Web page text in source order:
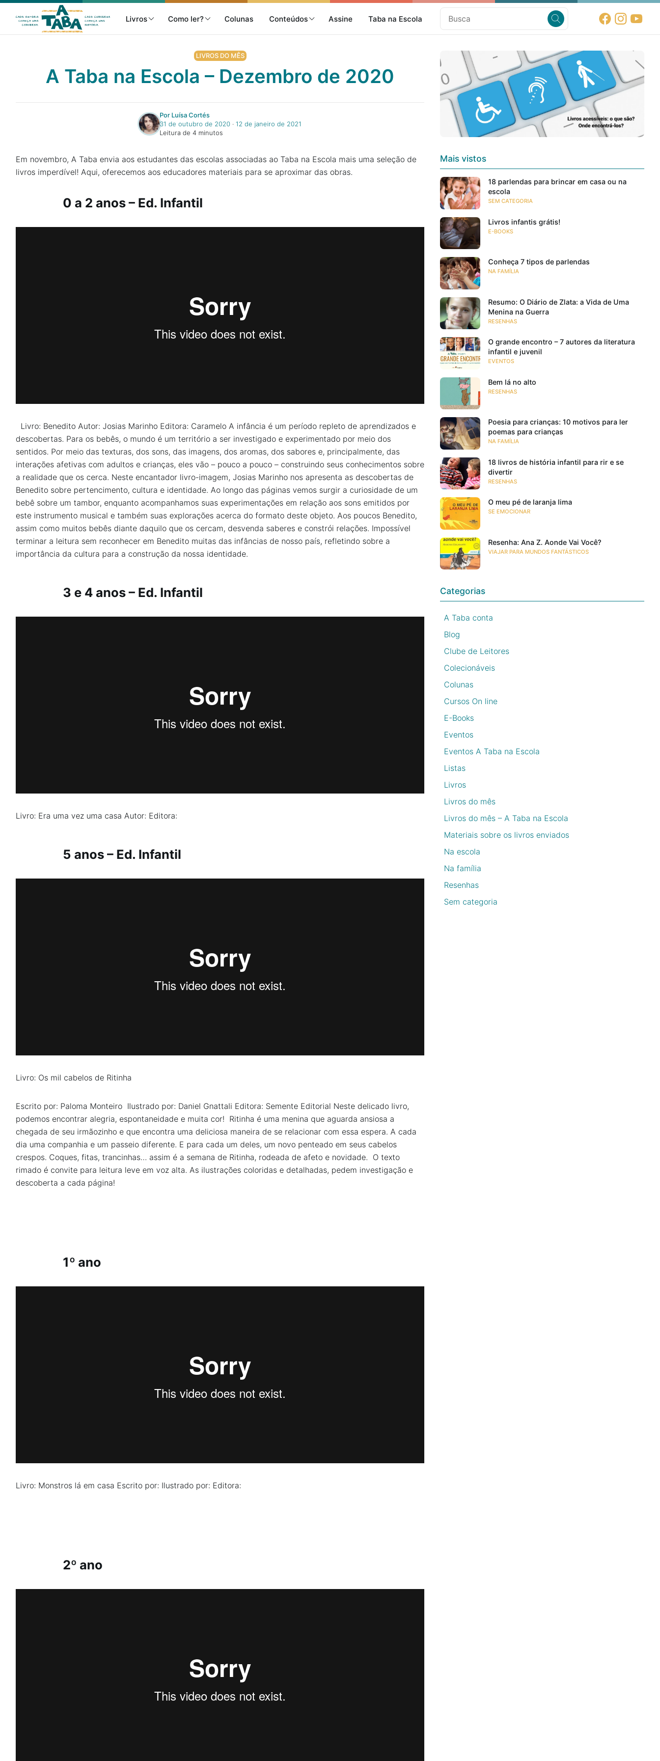
Livros Como ler? Colunas Conteúdos Assine Taba na Escola
Listas
E-Books
Eventos
Podcast
Assine
Taba na Escola
LIVROS DO MÊS
A Taba na Escola – Dezembro de 2020
Por Luísa Cortés
31 de outubro de 2020‧ 12 de janeiro de 2021
Leitura de 4 minutos
Em novembro, A Taba envia aos estudantes das escolas associadas ao Taba na Escola mais uma seleção de
livros imperdível! Aqui, oferecemos aos educadores materiais para se aproximar das obras.
0 a 2 anos – Ed. Infantil
Livro: Benedito Autor: Josias Marinho Editora: Caramelo A infância é um período repleto de aprendizados e
descobertas. Para os bebês, o mundo é um território a ser investigado e experimentado por meio dos
sentidos. Por meio das texturas, dos sons, das imagens, dos aromas, dos sabores e, principalmente, das
interações afetivas com adultos e crianças, eles vão – pouco a pouco – construindo seus conhecimentos sobre
a realidade que os cerca. Neste encantador livro-imagem, Josias Marinho nos apresenta as descobertas de
Benedito sobre pertencimento, cultura e identidade. Ao longo das páginas vemos surgir a curiosidade de um
bebê sobre um tambor, enquanto acompanhamos suas experimentações em relação aos sons emitidos por
este instrumento musical e também suas explorações acerca do formato deste objeto. Aos poucos Benedito,
assim como muitos bebês diante daquilo que os cercam, desvenda saberes e constrói relações. Impossível
terminar a leitura sem reconhecer em Benedito muitas das infâncias de nosso país, refletindo sobre a
importância da cultura para a construção da nossa identidade.
3 e 4 anos – Ed. Infantil
Livro: Era uma vez uma casa Autor: Editora:
5 anos – Ed. Infantil
Livro: Os mil cabelos de Ritinha
Escrito por: Paloma Monteiro Ilustrado por: Daniel Gnattali Editora: Semente Editorial Neste delicado livro,
podemos encontrar alegria, espontaneidade e muita cor! Ritinha é uma menina que aguarda ansiosa a
chegada de seu irmãozinho e que encontra uma deliciosa maneira de se relacionar com essa espera. A cada
dia uma companhia e um passeio diferente. E para cada um deles, um novo penteado em seus cabelos
crespos. Coques, fitas, trancinhas… assim é a semana de Ritinha, rodeada de afeto e novidade. O texto
rimado é convite para leitura leve em voz alta. As ilustrações coloridas e detalhadas, pedem investigação e
descoberta a cada página!
1º ano
Livro: Monstros lá em casa Escrito por: Ilustrado por: Editora:
2º ano
Mais vistos
18 parlendas para brincar em casa ou na
escola
SEM CATEGORIA
Livros infantis grátis!
E-BOOKS
Conheça 7 tipos de parlendas
NA FAMÍLIA
Resumo: O Diário de Zlata: a Vida de Uma
Menina na Guerra
RESENHAS
O grande encontro – 7 autores da literatura
infantil e juvenil
EVENTOS
Bem lá no alto
RESENHAS
Poesia para crianças: 10 motivos para ler
poemas para crianças
NA FAMÍLIA
18 livros de história infantil para rir e se
divertir
RESENHAS
O meu pé de laranja lima
SE EMOCIONAR
Resenha: Ana Z. Aonde Vai Você?
VIAJAR PARA MUNDOS FANTÁSTICOS
Categorias
A Taba conta
Blog
Clube de Leitores
Colecionáveis
Colunas
Cursos On line
E-Books
Eventos
Eventos A Taba na Escola
Listas
Livros
Livros do mês
Livros do mês – A Taba na Escola
Materiais sobre os livros enviados
Na escola
Na família
Resenhas
Sem categoria